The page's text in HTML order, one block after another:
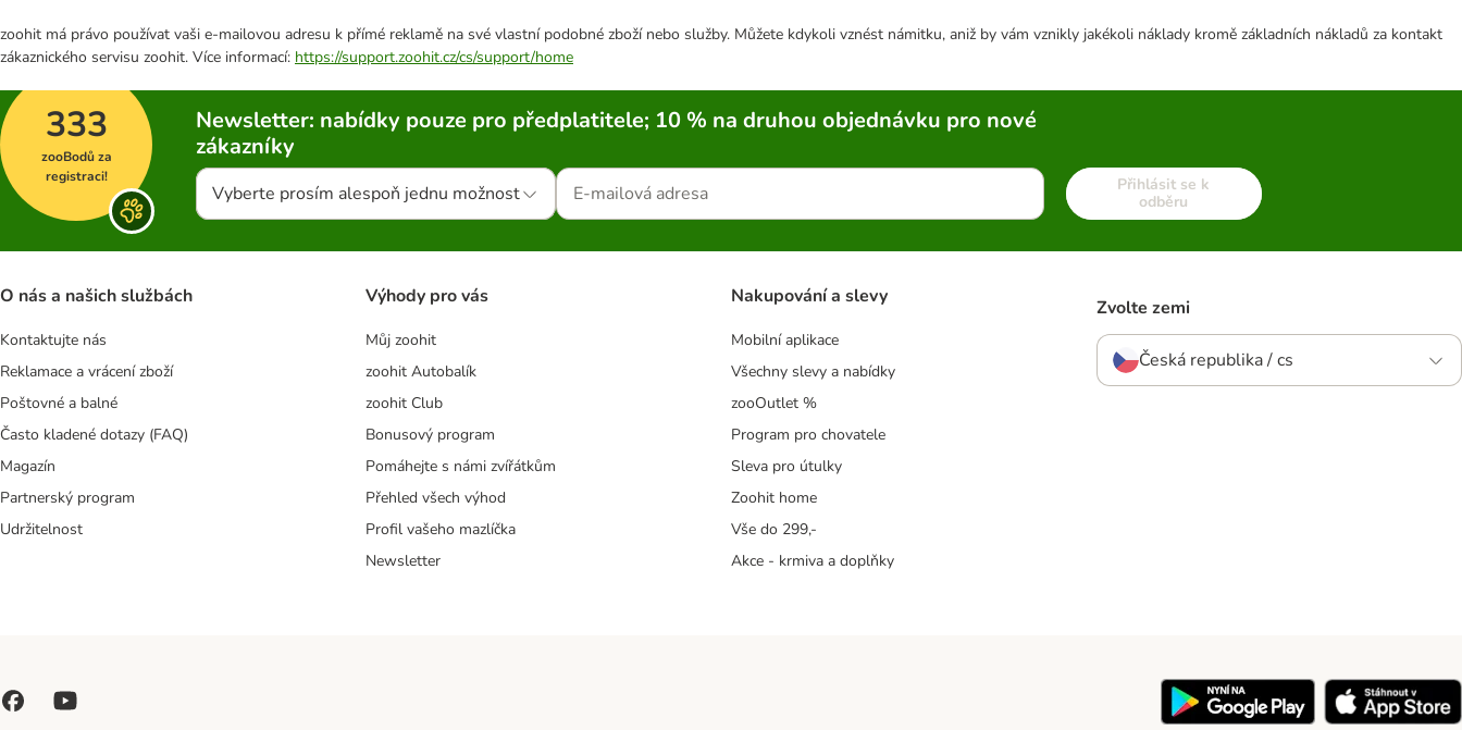
zoohit má právo používat vaši e-mailovou adresu k přímé reklamě na své vlastní podobné zboží nebo služby. Můžete kdykoli vznést námitku, aniž by vám vznikly jakékoli náklady kromě základních nákladů za kontakt
zákaznického servisu zoohit. Více informací: https://support.zoohit.cz/cs/support/home
333
zooBodů za
registraci!
Newsletter: nabídky pouze pro předplatitele; 10 % na druhou objednávku pro nové
zákazníky
Vyberte prosím alespoň jednu možnost
Přihlásit se k
odběru
O nás a našich službách
Kontaktujte nás
Reklamace a vrácení zboží
Poštovné a balné
Často kladené dotazy (FAQ)
Magazín
Partnerský program
Udržitelnost
Výhody pro vás
Můj zoohit
zoohit Autobalík
zoohit Club
Bonusový program
Pomáhejte s námi zvířátkům
Přehled všech výhod
Profil vašeho mazlíčka
Newsletter
Nakupování a slevy
Mobilní aplikace
Všechny slevy a nabídky
zooOutlet %
Program pro chovatele
Sleva pro útulky
Zoohit home
Vše do 299,-
Akce - krmiva a doplňky
Zvolte zemi
Česká republika / cs